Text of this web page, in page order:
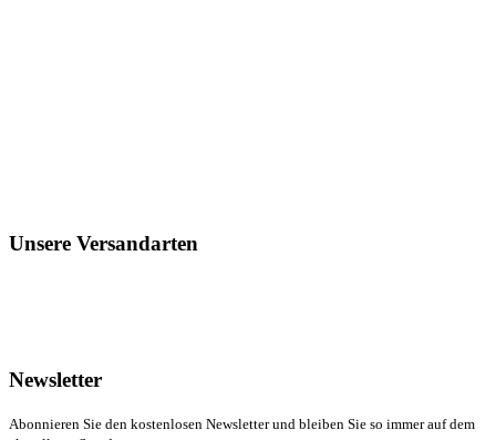
Unsere Versandarten
Newsletter
Abonnieren Sie den kostenlosen Newsletter und bleiben Sie so immer auf dem